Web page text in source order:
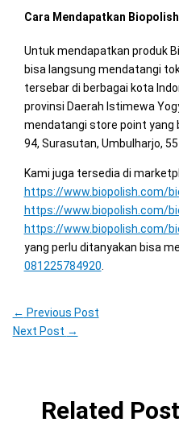
Cara Mendapatkan
Untuk mendapatkan produk
bisa langsung mendatangi
tersebar di berbagai kota
provinsi Daerah Istimewa
mendatangi store point yang
94, Surasutan, Umbulharjo,
Kami juga tersedia di
https://www.biopolish.com/
https://www.biopolish.com/
https://www.biopolish.com/
yang perlu ditanyakan bisa
081225784920
← Previous Post
Next Post →
Related